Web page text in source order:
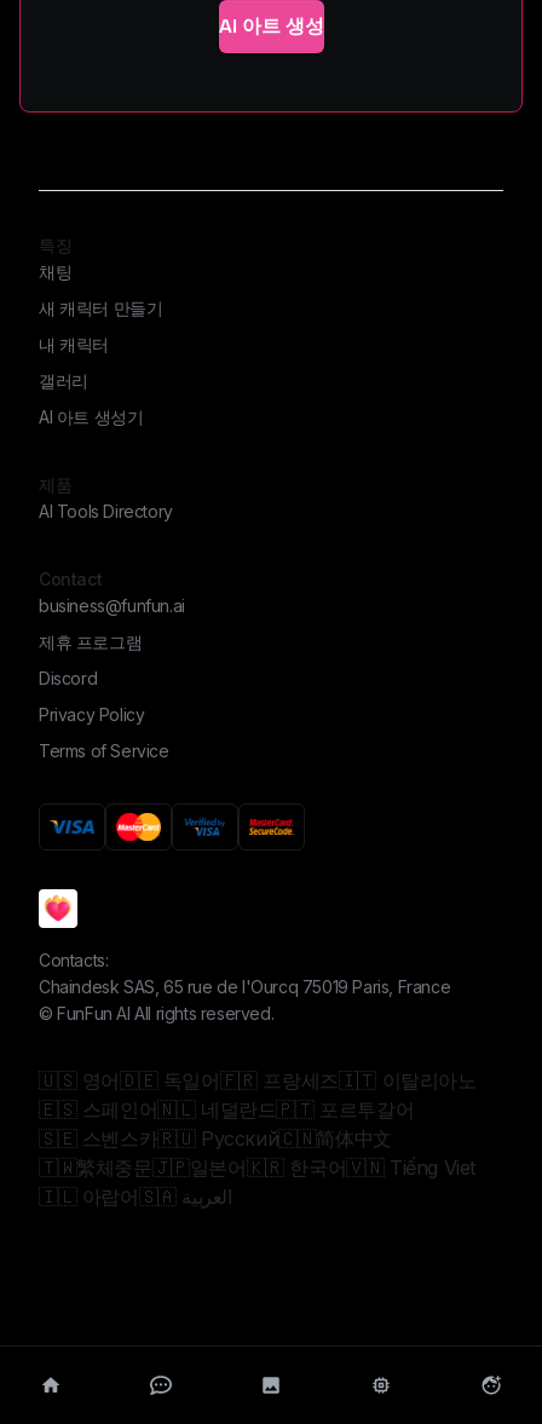
AI 아트 생성
Contacts:
Chaindesk SAS, 65 rue de l'Ourcq 75019 Paris, France
©FunFun AI All rights reserved.
특징
채팅
새 캐릭터 만들기
내 캐릭터
갤러리
AI 아트 생성기
제품
AI Tools Directory
Contact
business@funfun.ai
제휴 프로그램
Discord
Privacy Policy
Terms of Service
🇺🇸 영어🇩🇪 독일어🇫🇷 프랑세즈🇮🇹 이탈리아노
🇪🇸 스페인어🇳🇱 네덜란드🇵🇹 포르투갈어
🇸🇪 스벤스카🇷🇺 Русский🇨🇳简体中文
🇹🇼繁체중문🇯🇵일본어🇰🇷 한국어🇻🇳 Tiếng Viet
🇮🇱 아랍어
🇸🇦 العربية